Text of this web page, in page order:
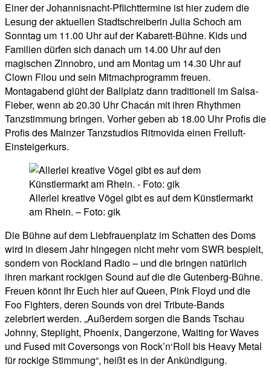
Einer der Johannisnacht-Pflichttermine ist hier zudem die
Lesung der aktuellen Stadtschreiberin Julia Schoch am
Sonntag um 11.00 Uhr auf der Kabarett-Bühne. Kids und
Familien dürfen sich danach um 14.00 Uhr auf den
magischen Zinnobro, und am Montag um 14.30 Uhr auf
Clown Filou und sein Mitmachprogramm freuen.
Montagabend glüht der Ballplatz dann traditionell im Salsa-
Fieber, wenn ab 20.30 Uhr Chacán mit ihren Rhythmen
Tanzstimmung bringen. Vorher geben ab 18.00 Uhr Profis die
Profis des Mainzer Tanzstudios Ritmovida einen Freiluft-
Einsteigerkurs.
Allerlei kreative Vögel gibt es auf dem Künstlermarkt
am Rhein. – Foto: gik
Die Bühne auf dem Liebfrauenplatz im Schatten des Doms
wird in diesem Jahr hingegen nicht mehr vom SWR bespielt,
sondern von Rockland Radio – und die bringen natürlich
ihren markant rockigen Sound auf die die Gutenberg-Bühne.
Freuen könnt Ihr Euch hier auf Queen, Pink Floyd und die
Foo Fighters, deren Sounds von drei Tribute-Bands
zelebriert werden. „Außerdem sorgen die Bands Tschau
Johnny, Steplight, Phoenix, Dangerzone, Waiting for Waves
und Fused mit Coversongs von Rock’n‘Roll bis Heavy Metal
für rockige Stimmung“, heißt es in der Ankündigung.